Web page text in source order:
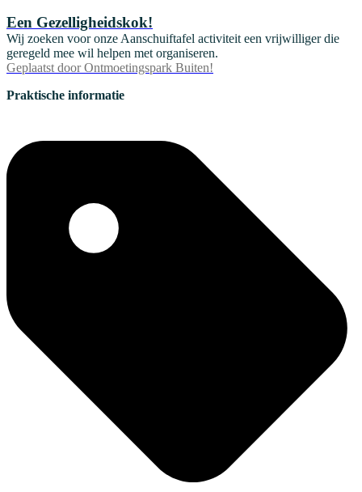
Een Gezelligheidskok!
Wij zoeken voor onze Aanschuiftafel activiteit een vrijwilliger die
geregeld mee wil helpen met organiseren.
Geplaatst door Ontmoetingspark Buiten!
Praktische informatie